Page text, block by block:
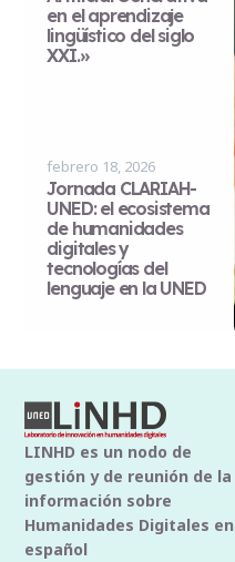
en el aprendizaje
lingüístico del siglo
XXI.»
febrero 18, 2026
Jornada CLARIAH-
UNED: el ecosistema
de humanidades
digitales y
tecnologías del
lenguaje en la UNED
LINHD es un nodo de
gestión y de reunión de la
información sobre
Humanidades Digitales en
español